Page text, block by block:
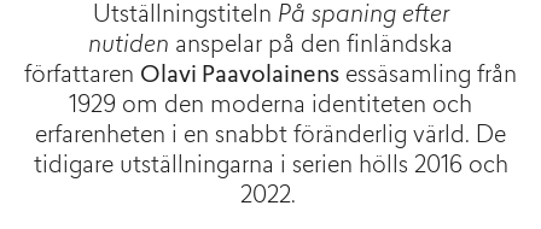
Utställningstiteln På spaning efter
nutiden anspelar på den finländska
författaren Olavi Paavolainens essäsamling från
1929 om den moderna identiteten och
erfarenheten i en snabbt föränderlig värld. De
tidigare utställningarna i serien hölls 2016 och
2022.